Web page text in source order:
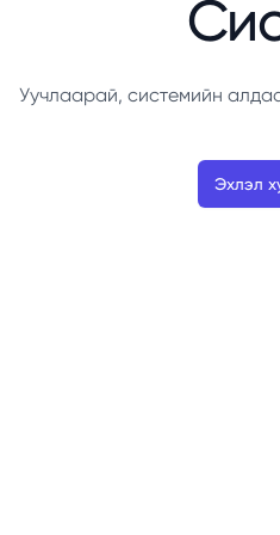
Уучлаарай, системийн
Эхлэл